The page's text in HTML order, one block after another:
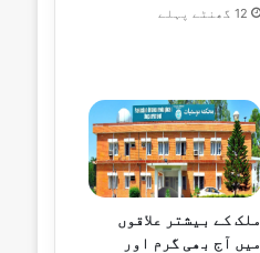
12 گھنٹے پہلے
ملک کے بیشتر علاقوں
میں آج بھی گرم اور